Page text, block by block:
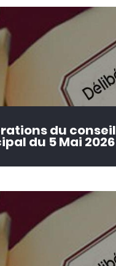
du conseil
du 5 Mai 2026